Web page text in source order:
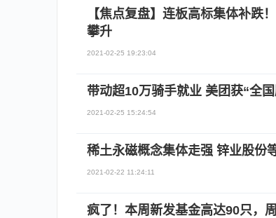
【焦点复盘】连板高标集体补跌
攀升
2021-02-25 19:23:04
带动超10万骑手就业 美团获“全
2021-02-25 15:24:54
稀土永磁概念集体走强 锌业股份
2021-02-22 11:24:11
疯了！本周新发基金高达90只，